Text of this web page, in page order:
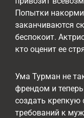
Попытки
заканчиваются
беспокоит.
кто оценит ее
Ума Турман не
френдом и
создать крепкую
требований к